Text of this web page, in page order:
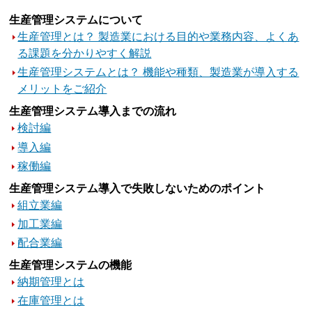
生産管理システムについて
生産管理とは？ 製造業における目的や業務内容、よくあ
る課題を分かりやすく解説
生産管理システムとは？ 機能や種類、製造業が導入する
メリットをご紹介
生産管理システム導入までの流れ
検討編
導入編
稼働編
生産管理システム導入で失敗しないためのポイント
組立業編
加工業編
配合業編
生産管理システムの機能
納期管理とは
在庫管理とは